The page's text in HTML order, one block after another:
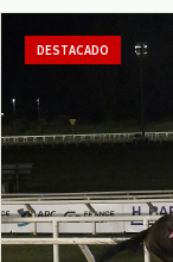
DESTACADO